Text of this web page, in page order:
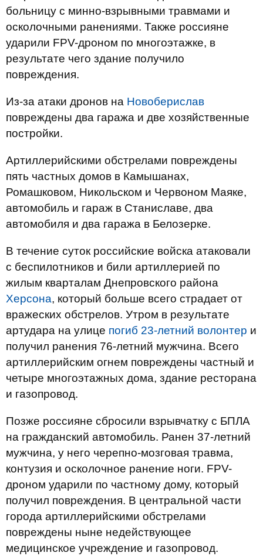
больницу с минно-взрывными травмами и
осколочными ранениями. Также россияне
ударили FPV-дроном по многоэтажке, в
результате чего здание получило
повреждения.
Из-за атаки дронов на Новоберислав
повреждены два гаража и две хозяйственные
постройки.
Артиллерийскими обстрелами повреждены
пять частных домов в Камышанах,
Ромашковом, Никольском и Червоном Маяке,
автомобиль и гараж в Станиславе, два
автомобиля и два гаража в Белозерке.
В течение суток российские войска атаковали
с беспилотников и били артиллерией по
жилым кварталам Днепровского района
Херсона, который больше всего страдает от
вражеских обстрелов. Утром в результате
артудара на улице погиб 23-летний волонтер и
получил ранения 76-летний мужчина. Всего
артиллерийским огнем повреждены частный и
четыре многоэтажных дома, здание ресторана
и газопровод.
Позже россияне сбросили взрывчатку с БПЛА
на гражданский автомобиль. Ранен 37-летний
мужчина, у него черепно-мозговая травма,
контузия и осколочное ранение ноги. FPV-
дроном ударили по частному дому, который
получил повреждения. В центральной части
города артиллерийскими обстрелами
повреждены ныне недействующее
медицинское учреждение и газопровод.